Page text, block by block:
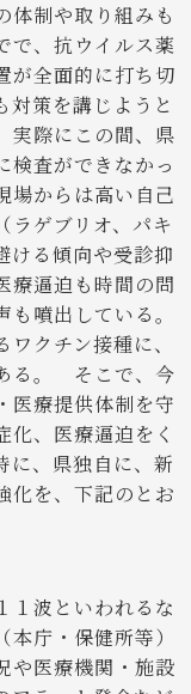
体制や取り組みも
で、抗ウイルス薬
が全面的に打ち切
対策を講じようと
実際にこの間、県
検査ができなかっ
場からは高い自己
ラゲブリオ、パキ
ける傾向や受診抑
療逼迫も時間の問
噴出している。
クチン接種に、
。
そこで、今
医療提供体制を守
化、医療逼迫をく
に、県独自に、新
化を、下記のとお
１波といわれるな
庁・保健所等）
や医療機関・施設